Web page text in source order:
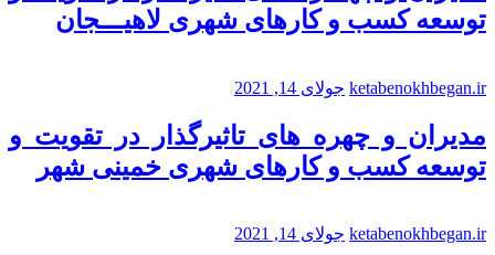
توسعه کسب و کارهای شهری لاهیـــجان
ketabenokhbegan.ir جولای 14, 2021
مدیران و چهره های تاثیرگذار در تقویت و
توسعه کسب و کارهای شهری خمینی شهر
ketabenokhbegan.ir جولای 14, 2021